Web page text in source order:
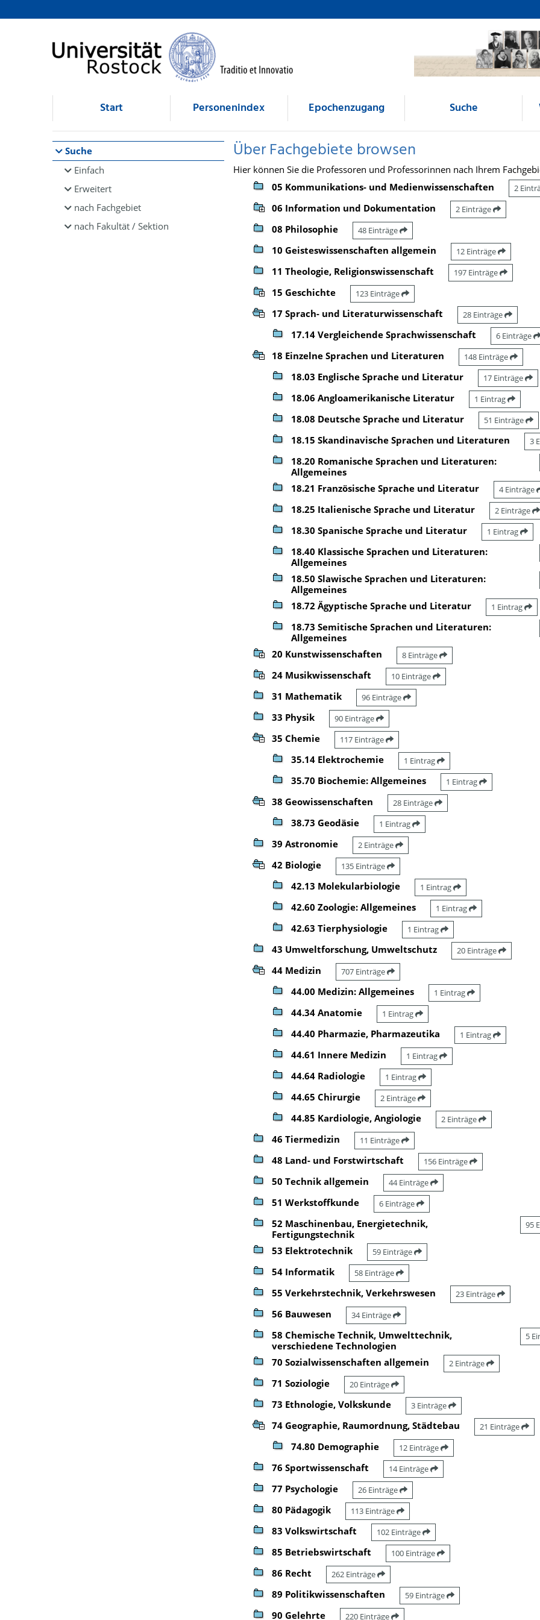
Browsen
direkt zum Inhalt
Start Personenindex Epochenzugang Suche
Suche
Einfach
Erweitert
nach Fachgebiet
nach Fakultät / Sektion
Über Fachgebiete browsen
Hier können Sie die Professoren und Professorinnen nach Ihrem
05 Kommunikations- und Medienwissenschaften
2
06 Information und Dokumentation 2 Einträge
08 Philosophie 48 Einträge
10 Geisteswissenschaften allgemein 12 Einträge
11 Theologie, Religionswissenschaft 197 Einträge
15 Geschichte 123 Einträge
17 Sprach- und Literaturwissenschaft 28 Einträge
17.14 Vergleichende Sprachwissenschaft 6 Einträge
18 Einzelne Sprachen und Literaturen 148 Einträge
18.03 Englische Sprache und Literatur 17 Einträge
18.06 Angloamerikanische Literatur 1 Eintrag
18.08 Deutsche Sprache und Literatur 51 Einträge
18.15 Skandinavische Sprachen und Literaturen 3
18.20 Romanische Sprachen und Literaturen:
Allgemeines
18.21 Französische Sprache und Literatur 4 Einträge
18.25 Italienische Sprache und Literatur 2 Einträge
18.30 Spanische Sprache und Literatur 1 Eintrag
18.40 Klassische Sprachen und Literaturen:
Allgemeines
18.50 Slawische Sprachen und Literaturen:
Allgemeines
18.72 Ägyptische Sprache und Literatur 1 Eintrag
18.73 Semitische Sprachen und Literaturen:
Allgemeines
20 Kunstwissenschaften 8 Einträge
24 Musikwissenschaft 10 Einträge
31 Mathematik 96 Einträge
33 Physik 90 Einträge
35 Chemie 117 Einträge
35.14 Elektrochemie 1 Eintrag
35.70 Biochemie: Allgemeines 1 Eintrag
38 Geowissenschaften 28 Einträge
38.73 Geodäsie 1 Eintrag
39 Astronomie 2 Einträge
42 Biologie 135 Einträge
42.13 Molekularbiologie 1 Eintrag
42.60 Zoologie: Allgemeines 1 Eintrag
42.63 Tierphysiologie 1 Eintrag
43 Umweltforschung, Umweltschutz 20 Einträge
44 Medizin 707 Einträge
44.00 Medizin: Allgemeines 1 Eintrag
44.34 Anatomie 1 Eintrag
44.40 Pharmazie, Pharmazeutika 1 Eintrag
44.61 Innere Medizin 1 Eintrag
44.64 Radiologie 1 Eintrag
44.65 Chirurgie 2 Einträge
44.85 Kardiologie, Angiologie 2 Einträge
46 Tiermedizin 11 Einträge
48 Land- und Forstwirtschaft 156 Einträge
50 Technik allgemein 44 Einträge
51 Werkstoffkunde 6 Einträge
52 Maschinenbau, Energietechnik,
Fertigungstechnik
95
53 Elektrotechnik 59 Einträge
54 Informatik 58 Einträge
55 Verkehrstechnik, Verkehrswesen 23 Einträge
56 Bauwesen 34 Einträge
58 Chemische Technik, Umwelttechnik,
verschiedene Technologien
5
70 Sozialwissenschaften allgemein 2 Einträge
71 Soziologie 20 Einträge
73 Ethnologie, Volkskunde 3 Einträge
74 Geographie, Raumordnung, Städtebau 21 Einträge
74.80 Demographie 12 Einträge
76 Sportwissenschaft 14 Einträge
77 Psychologie 26 Einträge
80 Pädagogik 113 Einträge
83 Volkswirtschaft 102 Einträge
85 Betriebswirtschaft 100 Einträge
86 Recht 262 Einträge
89 Politikwissenschaften 59 Einträge
90 Gelehrte 220 Einträge